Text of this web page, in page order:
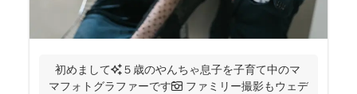
初めまして✨５歳のやんちゃ息子を子育て中のマ
マフォトグラファーです📷 ファミリー撮影もウェデ